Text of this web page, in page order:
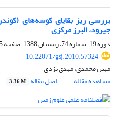
بررسی ریز بقایای کوسه‌های
جیرود‌، البرز مرکزی
دوره 19، شماره 74، زمستان 1388، صفحه
10.22071/gsj.2010.57324
مهین محمدی، مهدی یزدی
مشاهده مقاله
اصل مقاله 3.36 M